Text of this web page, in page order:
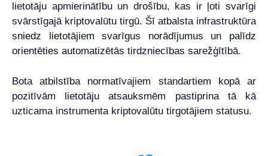
lietotāju apmierinātību un drošību, kas ir ļoti svarīgi
svārstīgajā kriptovalūtu tirgū. Šī atbalsta infrastruktūra
sniedz lietotājiem svarīgus norādījumus un palīdz
orientēties automatizētās tirdzniecības sarežģītībā.
Bota atbilstība normatīvajiem standartiem kopā ar
pozitīvām lietotāju atsauksmēm pastiprina tā kā
uzticama instrumenta kriptovalūtu tirgotājiem statusu.